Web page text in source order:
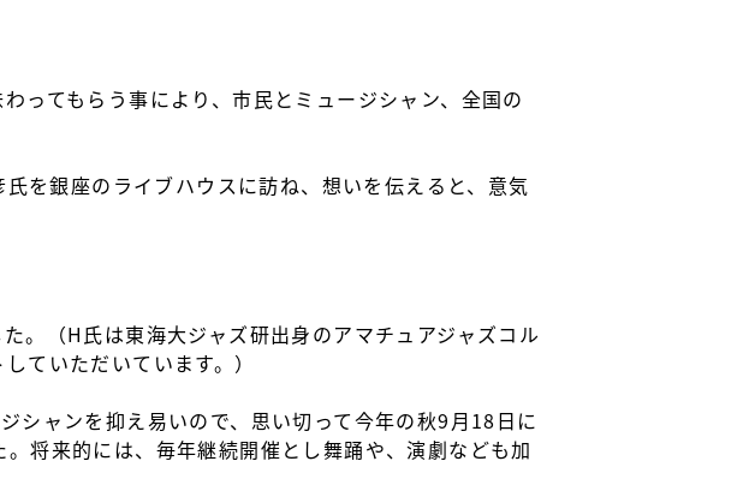
ってもらう事により、市民とミュージシャン、全国の
を銀座のライブハウスに訪ね、想いを伝えると、意気
。（H氏は東海大ジャズ研出身のアマチュアジャズコル
ていただいています。）
シャンを抑え易いので、思い切って今年の秋9月18日に
将来的には、毎年継続開催とし舞踊や、演劇なども加